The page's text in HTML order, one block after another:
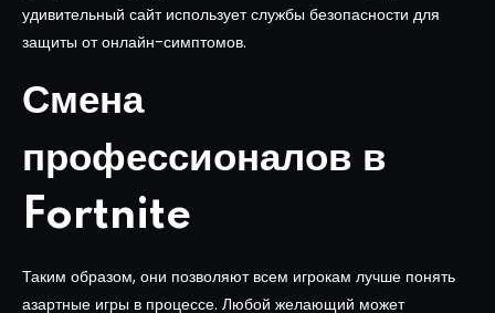
удивительный сайт использует службы безопасности для
защиты от онлайн-симптомов.
Смена
профессионалов в
Fortnite
Таким образом, они позволяют всем игрокам лучше понять
азартные игры в процессе. Любой желающий может